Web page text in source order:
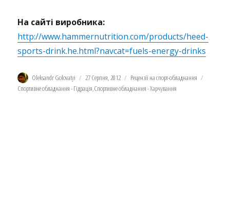
На сайті виробника:
http://www.hammernutrition.com/products/heed-
sports-drink.he.html?navcat=fuels-energy-drinks
Автор
Oleksandr Golovatyi Оприлюднено
27 Серпня, 2012 Категорії
Рецензії на спорт-обладнання
Спортивне обладнання - Гідрація,Спортивне обладнання - Харчування